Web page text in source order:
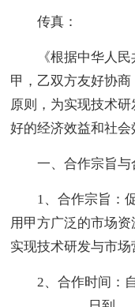
传真：
《根据中华人
甲，乙双方友好协
原则，为实现技术
好的经济效益和社会
一、合作宗旨与
1、合作宗旨：
用甲方广泛的市场
实现技术研发与市场
2、合作时间：